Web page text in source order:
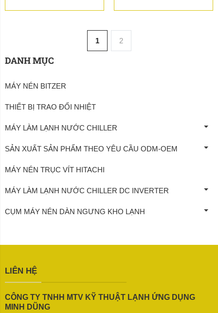
1 2
DANH MỤC
MÁY NÉN BITZER
THIẾT BỊ TRAO ĐỔI NHIỆT
MÁY LÀM LẠNH NƯỚC CHILLER
SẢN XUẤT SẢN PHẨM THEO YÊU CẦU ODM-OEM
MÁY NÉN TRỤC VÍT HITACHI
MÁY LÀM LẠNH NƯỚC CHILLER DC INVERTER
CỤM MÁY NÉN DÀN NGƯNG KHO LẠNH
LIÊN HỆ
CÔNG TY TNHH MTV KỸ THUẬT LẠNH ỨNG DỤNG
MINH DŨNG